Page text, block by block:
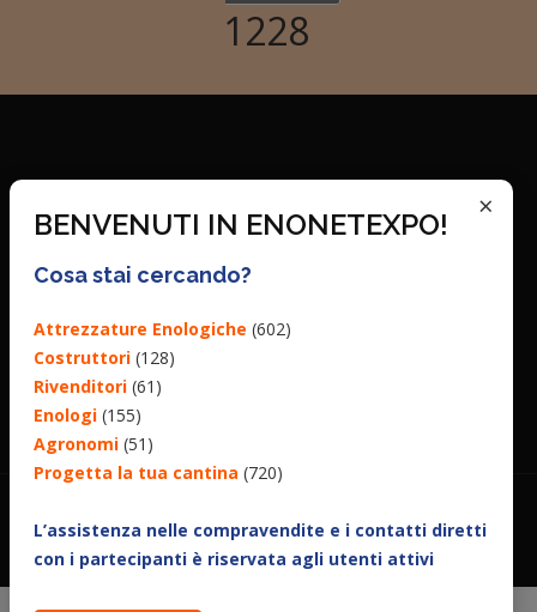
×
BENVENUTI IN ENONETEXPO!
Cosa stai cercando?
Attrezzature Enologiche (602)
Costruttori (128)
Rivenditori (61)
Enologi (155)
Agronomi (51)
Progetta la tua cantina (720)
L’assistenza nelle compravendite e i contatti diretti
con i partecipanti è riservata agli utenti attivi
1410